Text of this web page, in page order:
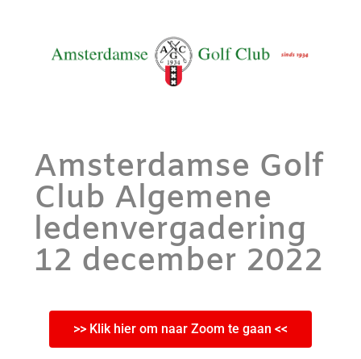
Amsterdamse Golf
Club Algemene
ledenvergadering
12 december 2022
>> Klik hier om naar Zoom te gaan <<